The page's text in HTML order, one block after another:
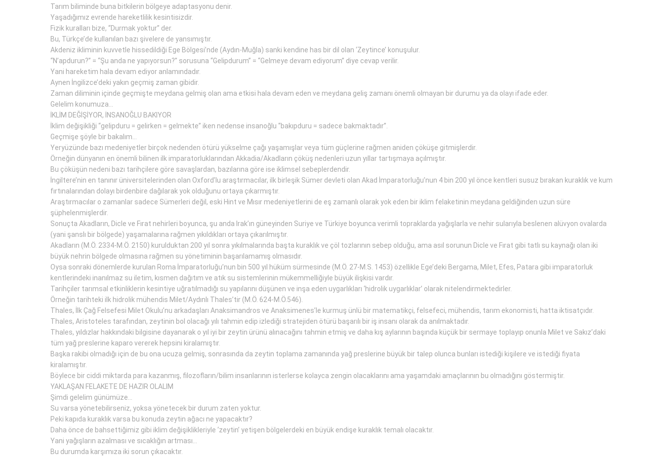
Tarım biliminde buna bitkilerin bölgeye adaptasyonu denir.
Yaşadığımız evrende hareketlilik kesintisizdir.
Fizik kuralları bize, “Durmak yoktur” der.
Bu, Türkçe’de kullanılan bazı şivelere de yansımıştır.
Akdeniz ikliminin kuvvetle hissedildiği Ege Bölgesi’nde (Aydın-Muğla) sanki kendine has bir dil olan ‘Zeytince’ konuşulur.
“N’apdurun?” = “Şu anda ne yapıyorsun?” sorusuna “Gelipdurum” = “Gelmeye devam ediyorum” diye cevap verilir.
Yani hareketim hala devam ediyor anlamındadır.
Aynen İngilizce’deki yakın geçmiş zaman gibidir.
Zaman diliminin içinde geçmişte meydana gelmiş olan ama etkisi hala devam eden ve meydana geliş zamanı önemli olmayan bir durumu ya da olayı ifade eder.
Gelelim konumuza…
İKLİM DEĞİŞİYOR, İNSANOĞLU BAKIYOR
İklim değişikliği “gelipduru = gelirken = gelmekte” iken nedense insanoğlu “bakıpduru = sadece bakmaktadır”.
Geçmişe şöyle bir bakalım…
Yeryüzünde bazı medeniyetler birçok nedenden ötürü yükselme çağı yaşamışlar veya tüm güçlerine rağmen aniden çöküşe gitmişlerdir.
Örneğin dünyanın en önemli bilinen ilk imparatorluklarından Akkadia/Akadların çöküş nedenleri uzun yıllar tartışmaya açılmıştır.
Bu çöküşün nedeni bazı tarihçilere göre savaşlardan, bazılarına göre ise iklimsel sebeplerdendir.
İngiltere’nin en tanınır üniversitelerinden olan Oxford’lu araştırmacılar, ilk birleşik Sümer devleti olan Akad İmparatorluğu’nun 4 bin 200 yıl önce kentleri susuz bırakan kuraklık ve kum
fırtınalarından dolayı birdenbire dağılarak yok olduğunu ortaya çıkarmıştır.
Araştırmacılar o zamanlar sadece Sümerleri değil, eski Hint ve Mısır medeniyetlerini de eş zamanlı olarak yok eden bir iklim felaketinin meydana geldiğinden uzun süre
şüphelenmişlerdir.
Sonuçta Akadların, Dicle ve Fırat nehirleri boyunca, şu anda Irak’ın güneyinden Suriye ve Türkiye boyunca verimli topraklarda yağışlarla ve nehir sularıyla beslenen alüvyon ovalarda
(yani şanslı bir bölgede) yaşamalarına rağmen yıkıldıkları ortaya çıkarılmıştır.
Akadların (M.Ö. 2334-M.Ö. 2150) kurulduktan 200 yıl sonra yıkılmalarında başta kuraklık ve çöl tozlarının sebep olduğu, ama asıl sorunun Dicle ve Fırat gibi tatlı su kaynağı olan iki
büyük nehrin bölgede olmasına rağmen su yönetiminin başarılamamış olmasıdır.
Oysa sonraki dönemlerde kurulan Roma İmparatorluğu’nun bin 500 yıl hüküm sürmesinde (M.Ö. 27-M.S. 1453) özellikle Ege’deki Bergama, Milet, Efes, Patara gibi imparatorluk
kentlerindeki inanılmaz su iletim, kısmen dağıtım ve atık su sistemlerinin mükemmelliğiyle büyük ilişkisi vardır.
Tarihçiler tarımsal etkinliklerin kesintiye uğratılmadığı su yapılarını düşünen ve inşa eden uygarlıkları ‘hidrolik uygarlıklar’ olarak nitelendirmektedirler.
Örneğin tarihteki ilk hidrolik mühendis Milet/Aydınlı Thales’tir (M.Ö. 624-M.Ö.546).
Thales, İlk Çağ Felsefesi Milet Okulu’nu arkadaşları Anaksimandros ve Anaksimenes’le kurmuş ünlü bir matematikçi, felsefeci, mühendis, tarım ekonomisti, hatta iktisatçıdır.
Thales, Aristoteles tarafından, zeytinin bol olacağı yılı tahmin edip izlediği stratejiden ötürü başarılı bir iş insanı olarak da anılmaktadır.
Thales, yıldızlar hakkındaki bilgisine dayanarak o yıl iyi bir zeytin ürünü alınacağını tahmin etmiş ve daha kış aylarının başında küçük bir sermaye toplayıp onunla Milet ve Sakız’daki
tüm yağ preslerine kaparo vererek hepsini kiralamıştır.
Başka rakibi olmadığı için de bu ona ucuza gelmiş, sonrasında da zeytin toplama zamanında yağ preslerine büyük bir talep olunca bunları istediği kişilere ve istediği fiyata
kiralamıştır.
Böylece bir ciddi miktarda para kazanmış, filozofların/bilim insanlarının isterlerse kolayca zengin olacaklarını ama yaşamdaki amaçlarının bu olmadığını göstermiştir.
YAKLAŞAN FELAKETE DE HAZIR OLALIM
Şimdi gelelim günümüze…
Su varsa yönetebilirseniz, yoksa yönetecek bir durum zaten yoktur.
Peki kapıda kuraklık varsa bu konuda zeytin ağacı ne yapacaktır?
Daha önce de bahsettiğimiz gibi iklim değişiklikleriyle ‘zeytin’ yetişen bölgelerdeki en büyük endişe kuraklık temalı olacaktır.
Yani yağışların azalması ve sıcaklığın artması…
Bu durumda karşımıza iki sorun çıkacaktır.